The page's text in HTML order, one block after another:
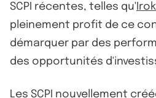
SCPI récentes, telles qu'
pleinement profit de ce
démarquer par des
des opportunités
Les SCPI nouvellement